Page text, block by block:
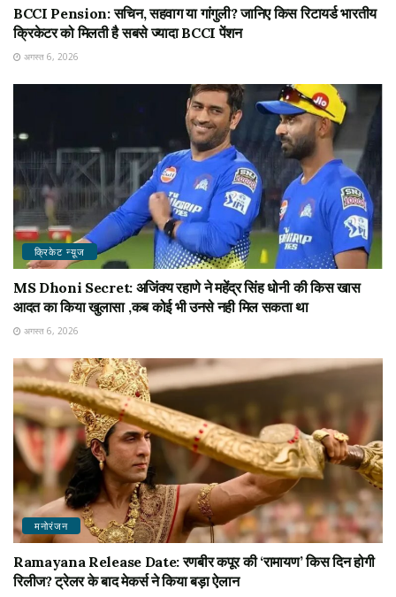
BCCI Pension: सचिन, सहवाग या गांगुली? जानिए किस रिटायर्ड भारतीय
क्रिकेटर को मिलती है सबसे ज्यादा BCCI पेंशन
अगस्त 6, 2026
क्रिकेट न्यू़ज
MS Dhoni Secret: अजिंक्य रहाणे ने महेंद्र सिंह धोनी की किस खास
आदत का किया खुलासा ,कब कोई भी उनसे नही मिल सकता था
अगस्त 6, 2026
मनोरंजन
Ramayana Release Date: रणबीर कपूर की ‘रामायण’ किस दिन होगी
रिलीज? ट्रेलर के बाद मेकर्स ने किया बड़ा ऐलान